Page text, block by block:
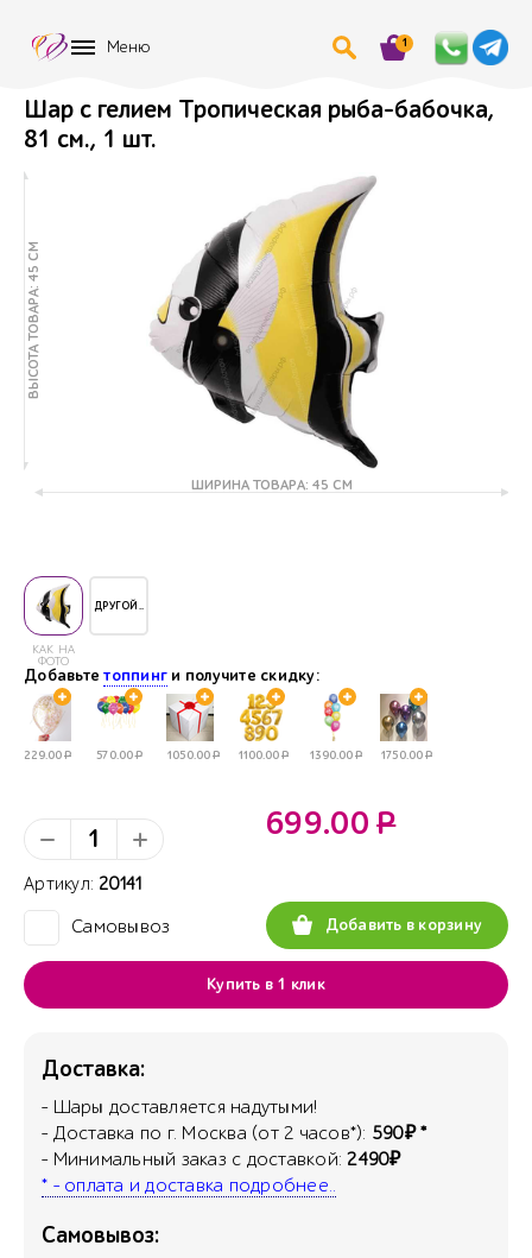
Меню 1
Шар с гелием Тропическая рыба-бабочка,
81 см., 1 шт.
ВЫСОТА ТОВАРА: 45 СМ
ШИРИНА ТОВАРА: 45 СМ
КАК НА
ФОТО
ДРУГОЙ..
Добавьтетоппинг и получите скидку:
229.00Р 570.00Р 1050.00Р 1100.00Р 1390.00Р 1750.00Р
Артикул: 20141
Самовывоз
699.00 Р
Добавить в корзину
Купить в 1 клик
Доставка:
- Шары доставляется надутыми!
- Доставка по г. Москва (от 2 часов*): 590₽ *
- Минимальный заказ с доставкой:2490₽
* - оплата и доставка подробнее..
Самовывоз: